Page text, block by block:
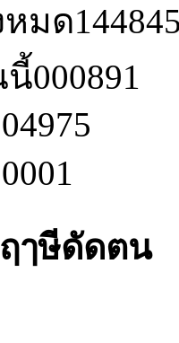
หมด
นี้000891
ๅษีดัดตน